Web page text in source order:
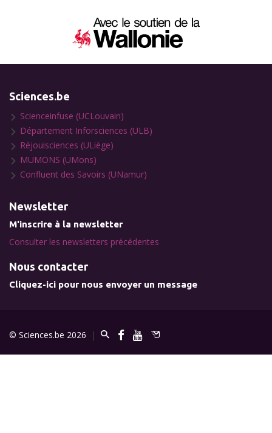
Sciences.be
Scienceinfuse (UCLouvain)
Département Inforsciences (ULB)
Réjouisciences (ULiège)
MUMONS (UMons)
Confluent des Savoirs (UNamur)
Newsletter
M'inscrire à la newsletter
Consulter les newsletters précédentes
Nous contacter
Cliquez-ici pour nous envoyer un message
© Sciences.be 2026 |